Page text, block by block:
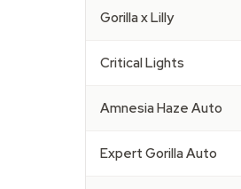
Gorilla x Lilly
Critical Lights
Amnesia Haze Auto
Expert Gorilla Auto